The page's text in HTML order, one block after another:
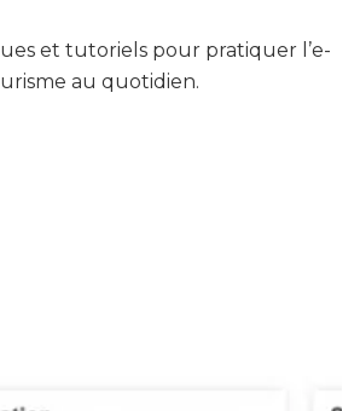
et tutoriels pour pratiquer l’e-
au quotidien.